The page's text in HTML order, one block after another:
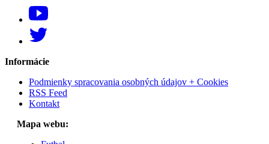
Informácie
Podmienky spracovania osobných údajov + Cookies
RSS Feed
Kontakt
Mapa webu: